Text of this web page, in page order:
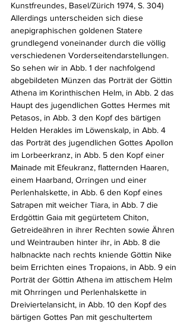
Kunstfreundes, Basel/Zürich 1974, S. 304)
Allerdings unterscheiden sich diese
anepigraphischen goldenen Statere
grundlegend voneinander durch die völlig
verschiedenen Vorderseitendarstellungen.
So sehen wir in Abb. 1 der nachfolgend
abgebildeten Münzen das Porträt der Göttin
Athena im Korinthischen Helm, in Abb. 2 das
Haupt des jugendlichen Gottes Hermes mit
Petasos, in Abb. 3 den Kopf des bärtigen
Helden Herakles im Löwenskalp, in Abb. 4
das Porträt des jugendlichen Gottes Apollon
im Lorbeerkranz, in Abb. 5 den Kopf einer
Mainade mit Efeukranz, flatternden Haaren,
einem Haarband, Orringen und einer
Perlenhalskette, in Abb. 6 den Kopf eines
Satrapen mit weicher Tiara, in Abb. 7 die
Erdgöttin Gaia mit gegürtetem Chiton,
Getreideähren in ihrer Rechten sowie Ähren
und Weintrauben hinter ihr, in Abb. 8 die
halbnackte nach rechts kniende Göttin Nike
beim Errichten eines Tropaions, in Abb. 9 ein
Porträt der Göttin Athena im attischem Helm
mit Ohrringen und Perlenhalskette in
Dreiviertelansicht, in Abb. 10 den Kopf des
bärtigen Gottes Pan mit geschultertem